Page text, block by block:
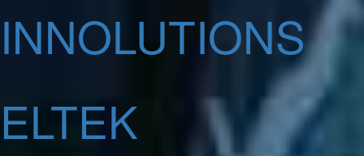
INNOLUTIONS
ELTEK